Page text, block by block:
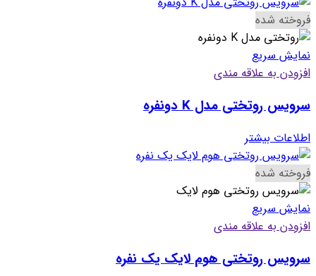
فروخته شده
نمایش سریع
افزودن به علاقه مندی
سرویس روتختی مدل K دونفره
اطلاعات بیشتر
فروخته شده
نمایش سریع
افزودن به علاقه مندی
سرویس روتختی هوم لایک یک نفره